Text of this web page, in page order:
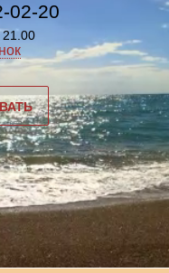
02-20
21.00